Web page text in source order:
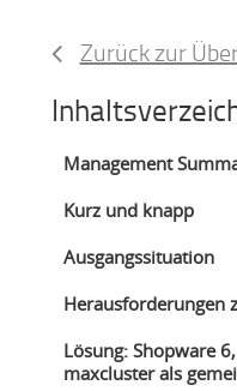
Zurück zur
Management
Kurz und knapp
Ausgangssituation
Herausforderungen
Lösung: Shopware
maxcluster als